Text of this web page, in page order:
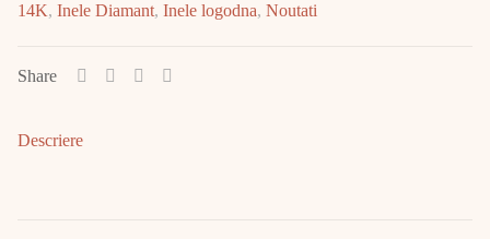
Diamant
14K, Inele Diamant, Inele logodna, Noutati
Share
Descriere